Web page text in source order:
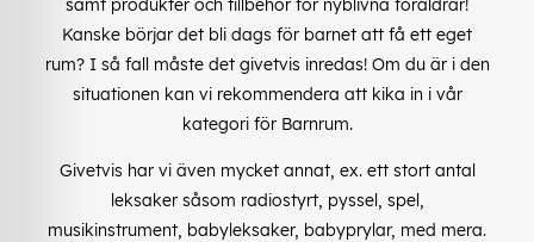
samt produkter och tillbehör för nyblivna föräldrar!
Kanske börjar det bli dags för barnet att få ett eget
rum? I så fall måste det givetvis inredas! Om du är i den
situationen kan vi rekommendera att kika in i vår
kategori för Barnrum.
Givetvis har vi även mycket annat, ex. ett stort antal
leksaker såsom radiostyrt, pyssel, spel,
musikinstrument, babyleksaker, babyprylar, med mera.